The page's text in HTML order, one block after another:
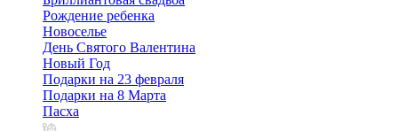
Рождение ребенка
Новоселье
День Святого Валентина
Новый Год
Подарки на 23 февраля
Подарки на 8 Марта
Пасха